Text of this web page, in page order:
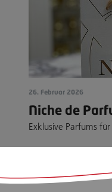
26. Februar 2026
Niche de
Exklusive Parfums